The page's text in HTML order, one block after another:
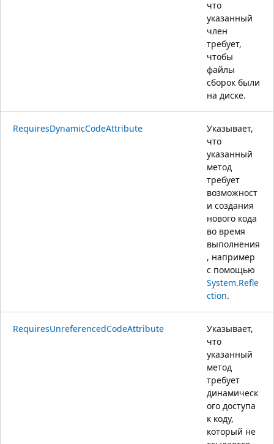
что
указанный
член
требует,
чтобы
файлы
сборок были
на диске.
RequiresDynamicCodeAttribute
Указывает,
что
указанный
метод
требует
возможност
и создания
нового кода
во время
выполнения
, например
с помощью
System.Refle
ction.
RequiresUnreferencedCodeAttribute
Указывает,
что
указанный
метод
требует
динамическ
ого доступа
к коду,
который не